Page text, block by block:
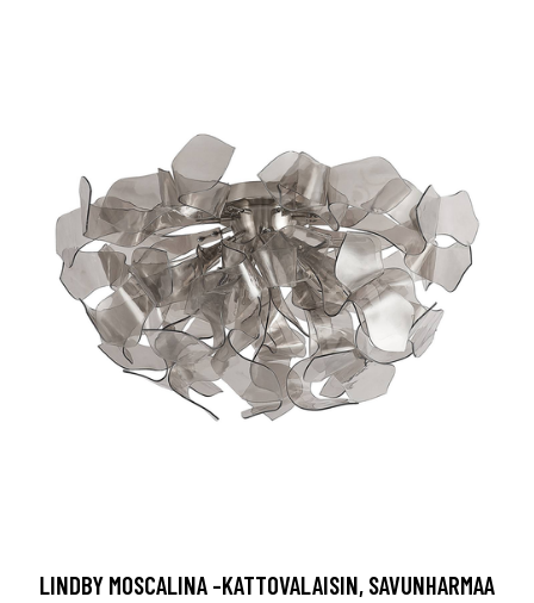
LINDBY MOSCALINA -KATTOVALAISIN, SAVUNHARMAA